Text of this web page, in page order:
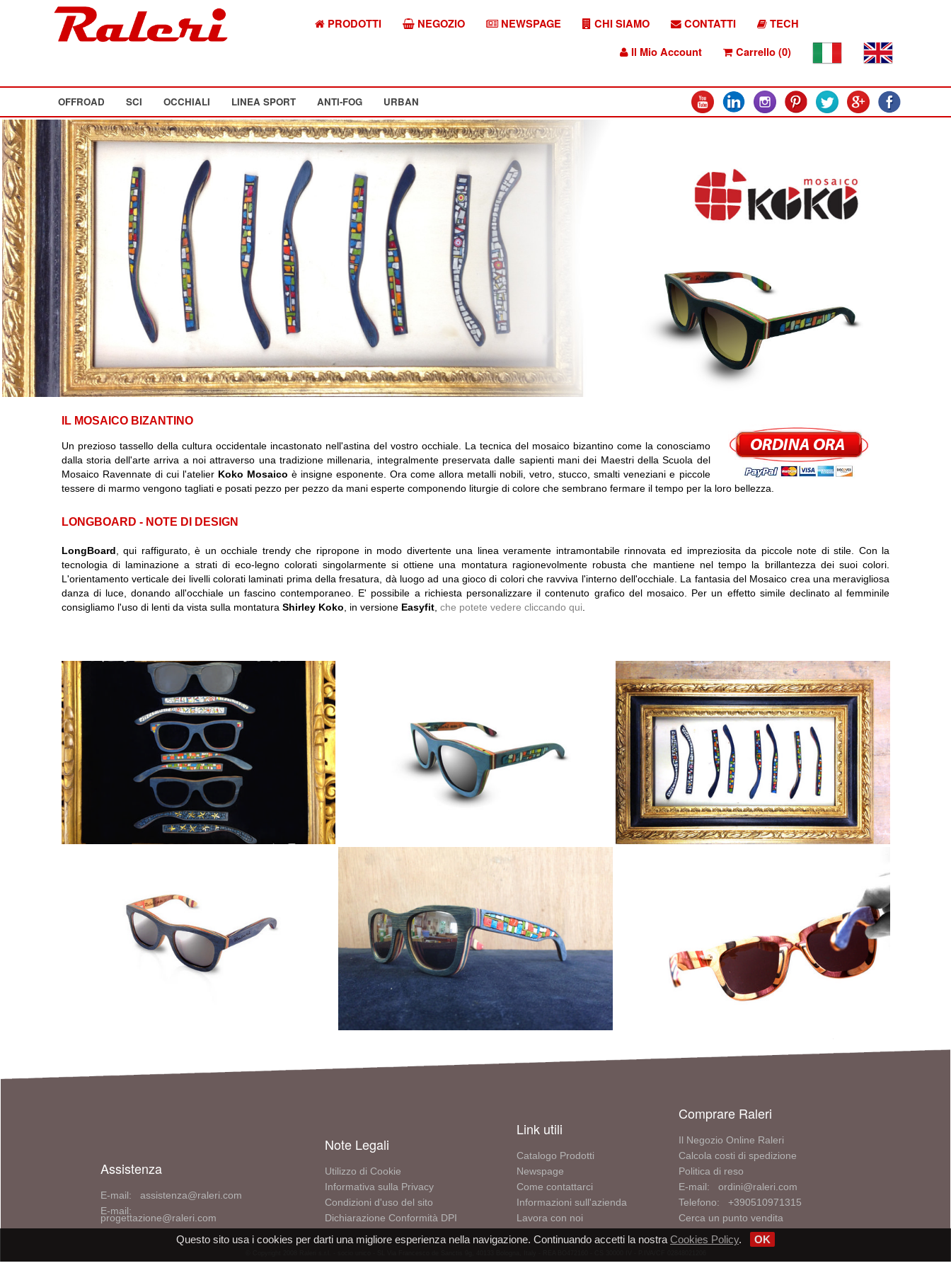
PRODOTTI NEGOZIO NEWSPAGE CHI SIAMO CONTATTI
TECH
Il Mio Account
Carrello (0)
OFFROAD SCI OCCHIALI LINEA SPORT ANTI-FOG URBAN
IL MOSAICO BIZANTINO
Un prezioso tassello della cultura occidentale incastonato nell'astina del vostro occhiale. La tecnica del mosaico bizantino come la conosciamo
dalla storia dell'arte arriva a noi attraverso una tradizione millenaria, integralmente preservata dalle sapienti mani dei Maestri della Scuola del
Mosaico Ravennate di cui l'atelier Koko Mosaico è insigne esponente. Ora come allora metalli nobili, vetro, stucco, smalti veneziani e piccole
tessere di marmo vengono tagliati e posati pezzo per pezzo da mani esperte componendo liturgie di colore che sembrano fermare il tempo per la loro bellezza.
LONGBOARD - NOTE DI DESIGN
LongBoard , qui raffigurato, è un occhiale trendy che ripropone in modo divertente una linea veramente intramontabile rinnovata ed impreziosita da piccole note di stile. Con la
tecnologia di laminazione a strati di eco-legno colorati singolarmente si ottiene una montatura ragionevolmente robusta che mantiene nel tempo la brillantezza dei suoi colori.
L'orientamento verticale dei livelli colorati laminati prima della fresatura, dà luogo ad una gioco di colori che ravviva l'interno dell'occhiale. La fantasia del Mosaico crea una meravigliosa
danza di luce, donando all'occhiale un fascino contemporaneo. E' possibile a richiesta personalizzare il contenuto grafico del mosaico. Per un effetto simile declinato al femminile
consigliamo l'uso di lenti da vista sulla montatura Shirley Koko , in versione Easyfit, che potete vedere cliccando qui
Questo sito usa i cookies per darti una migliore esperienza nella navigazione. Continuando accetti la nostra Cookies Policy. OK
Assistenza
E-mail: assistenza@raleri.com
E-mail:
progettazione@raleri.com
Note Legali
Utilizzo di Cookie
Informativa sulla Privacy
Condizioni d'uso del sito
Dichiarazione Conformità DPI
Link utili
Catalogo Prodotti
Newspage
Come contattarci
Informazioni sull'azienda
Lavora con noi
Comprare Raleri
Il Negozio Online Raleri
Calcola costi di spedizione
Politica di reso
E-mail: ordini@raleri.com
Telefono: +390510971315
Cerca un punto vendita